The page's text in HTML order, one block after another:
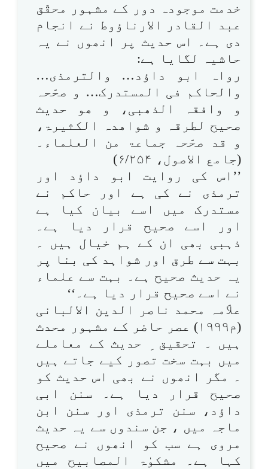
خدمت موجودہ دور کے مشہور محقّق
عبد القادر الارناؤوط نے انجام
دی ہے۔ اس حدیث پر انھوں نے یہ
حاشیہ لگایا ہے:
رواہ ابو داؤد… والترمذی…
والحاکم فی المستدرک… و صحّحہ
و وافقہ الذھبی، و ھو حدیث
صحیح لطرقہ و شواھدہ الکثیرۃ،
و قد صحّحہ جماعۃ من العلماء۔
(جامع الاصول، ۶/۲۵۴)
’’اس کی روایت ابو داؤد اور
ترمذی نے کی ہے اور حاکم نے
مستدرک میں اسے بیان کیا ہے
اور اسے صحیح قرار دیا ہے۔
ذہبی بھی ان کے ہم خیال ہیں ۔
بہت سے طرق اور شواہد کی بنا پر
یہ حدیث صحیح ہے۔ بہت سے علماء
نے اسے صحیح قرار دیا ہے۔‘‘
علاّمہ محمد ناصر الدین الالبانی
(م۱۹۹۹) عصر حاضر کے مشہور محدث
ہیں ۔ تحقیق ِ حدیث کے معاملے
میں بہت سخت تصور کیے جاتے ہیں
۔ مگر انھوں نے بھی اس حدیث کو
صحیح قرار دیا ہے۔ سنن ابی
داؤد، سنن ترمذی اور سنن ابن
ماجہ میں ، جن سندوں سے یہ حدیث
مروی ہے سب کو انھوں نے صحیح
کہا ہے۔ مشکوٰۃ المصابیح میں